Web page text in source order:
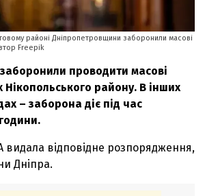
районі Дніпропетровщини заборонили масові
Freepik
заборонили проводити масові
Нікопольського району. В інших
– заборона діє під час
видала відповідне розпорядження,
Дніпра.